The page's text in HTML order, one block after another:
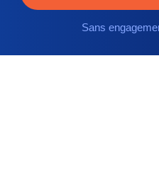
Sans